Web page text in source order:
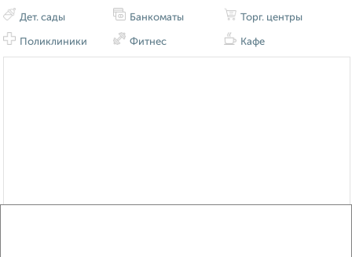
Дет. сады
Поликлиники
Банкоматы
Фитнес
Торг. центры
Кафе